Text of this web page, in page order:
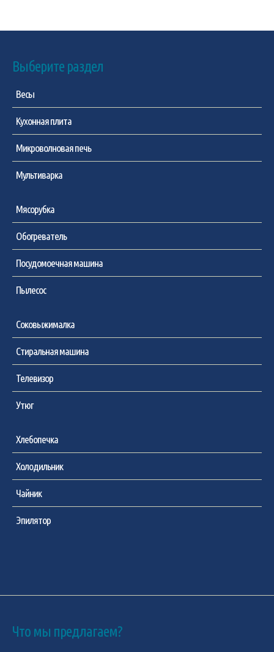
Выберите раздел
Весы
Кухонная плита
Микроволновая печь
Мультиварка
Мясорубка
Обогреватель
Посудомоечная машина
Пылесос
Соковыжималка
Стиральная машина
Телевизор
Утюг
Хлебопечка
Холодильник
Чайник
Эпилятор
Что мы предлагаем?